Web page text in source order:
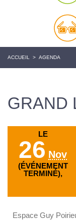
ACCUEIL > AGENDA
GRAND
LE
26 Nov
(ÉVÉNEMENT
TERMINÉ),
Espace Guy